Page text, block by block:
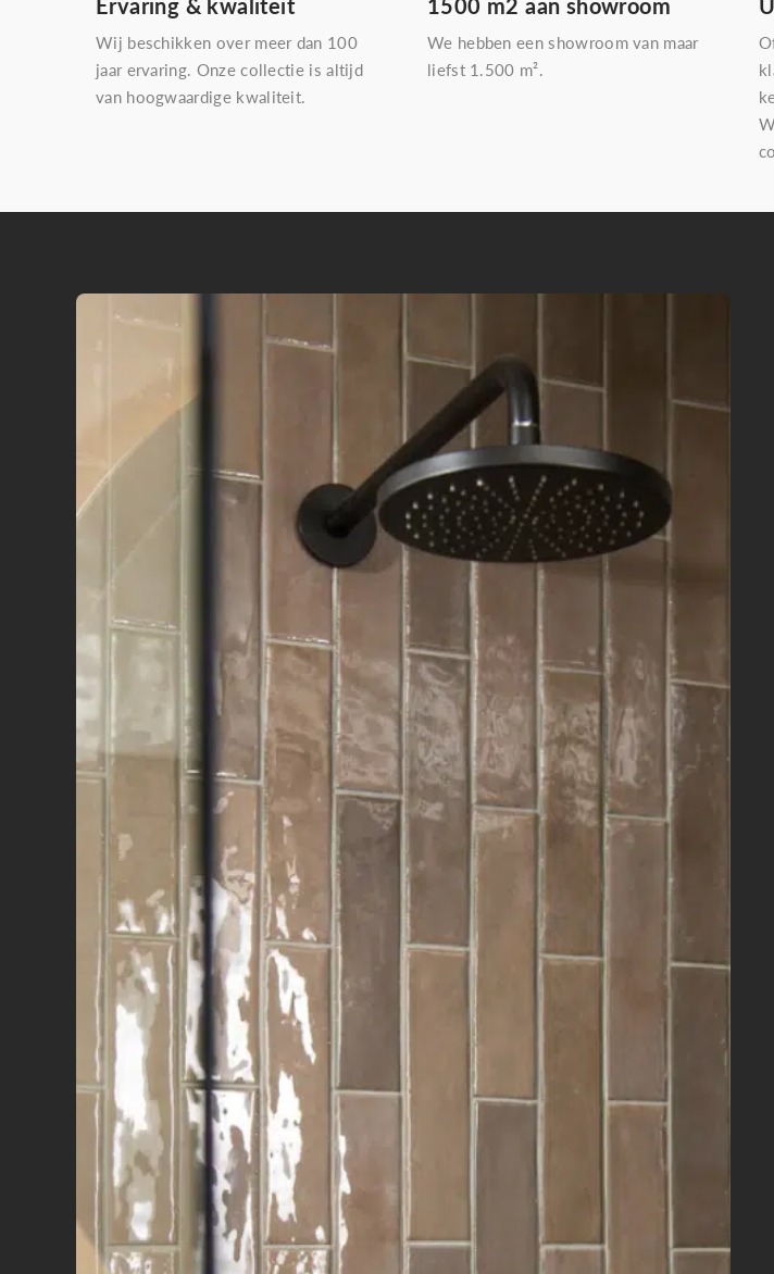
Ervaring & kwaliteit
Wij beschikken over meer dan 100
jaar ervaring. Onze collectie is altijd
van hoogwaardige kwaliteit.
1500 m2 aan showroom
We hebben een showroom van maar
liefst 1.500 m².